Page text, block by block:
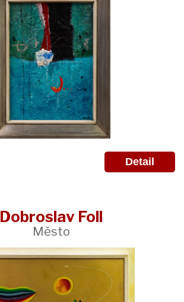
Detail
Dobroslav Foll
Město